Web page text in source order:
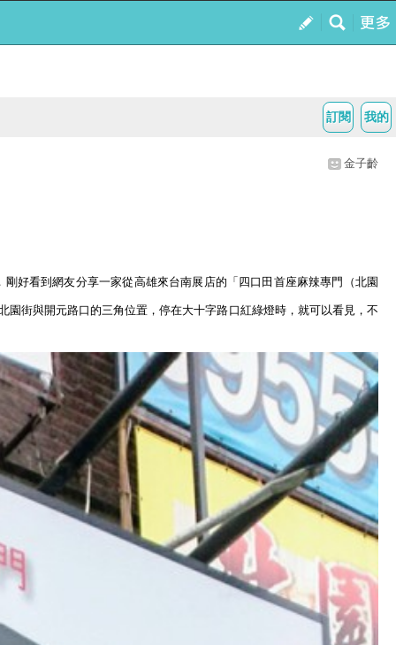
我的
訂閱
金子齡
好看到網友分享一家從高雄來台南展店的「四口田首座麻辣專門（北園
街與開元路口的三角位置，停在大十字路口紅綠燈時，就可以看見，不